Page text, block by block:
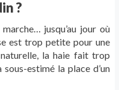
?
jusqu’au jour où
est trop petite pour une
la haie fait trop
sous-estimé la place d’un